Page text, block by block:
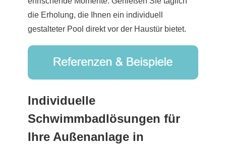
die Erholung, die Ihnen ein individuell
gestalteter Pool direkt vor der Haustür bietet.
Individuelle
Schwimmbadlösungen für
Ihre Außenanlage in